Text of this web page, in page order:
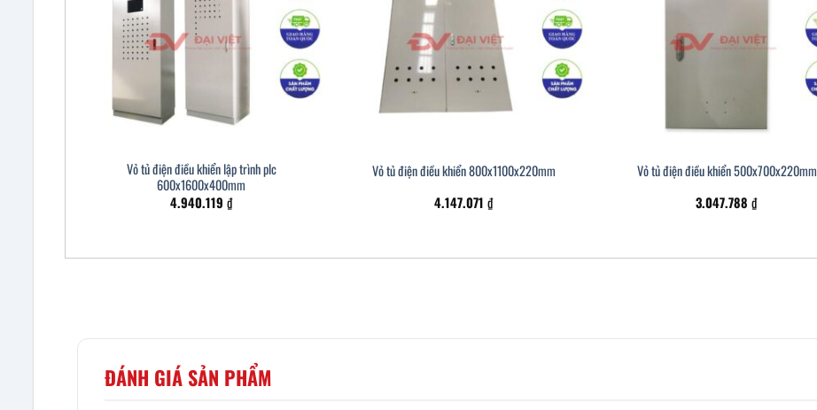
Vỏ tủ điện điều khiển lập trình plc
600x1600x400mm
4.940.119 ₫
Vỏ tủ điện điều khiển 800x1100x220mm
4.147.071₫
Vỏ tủ điện điều khiển 500x700x220mm
3.047.788₫
ĐÁNH GIÁ SẢN PHẨM